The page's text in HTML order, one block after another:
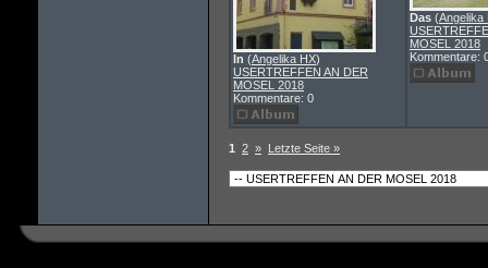
In (Angelika HX)
USERTREFFEN AN DER
MOSEL 2018
Kommentare: 0
Das (Angelika
MOSEL 2018
Kommentare:
1 2 » Letzte Seite »